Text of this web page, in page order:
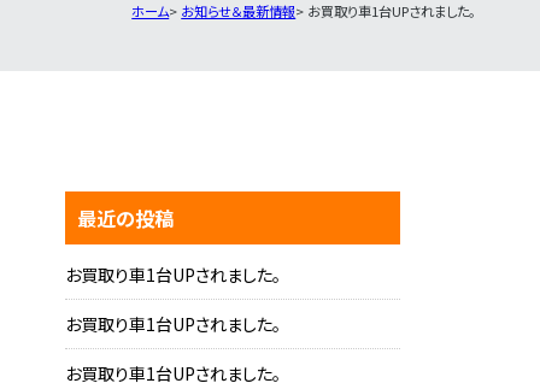
ホーム お知らせ＆最新情報 お買取り車1台UPされました。
最近の投稿
お買取り車1台UPされました。
お買取り車1台UPされました。
お買取り車1台UPされました。